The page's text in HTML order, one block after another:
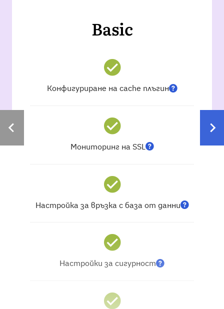
Basic
Конфигуриране на cache плъгин
Мониторинг на SSL
Настройка за връзка с база от данни
Настройки за сигурност